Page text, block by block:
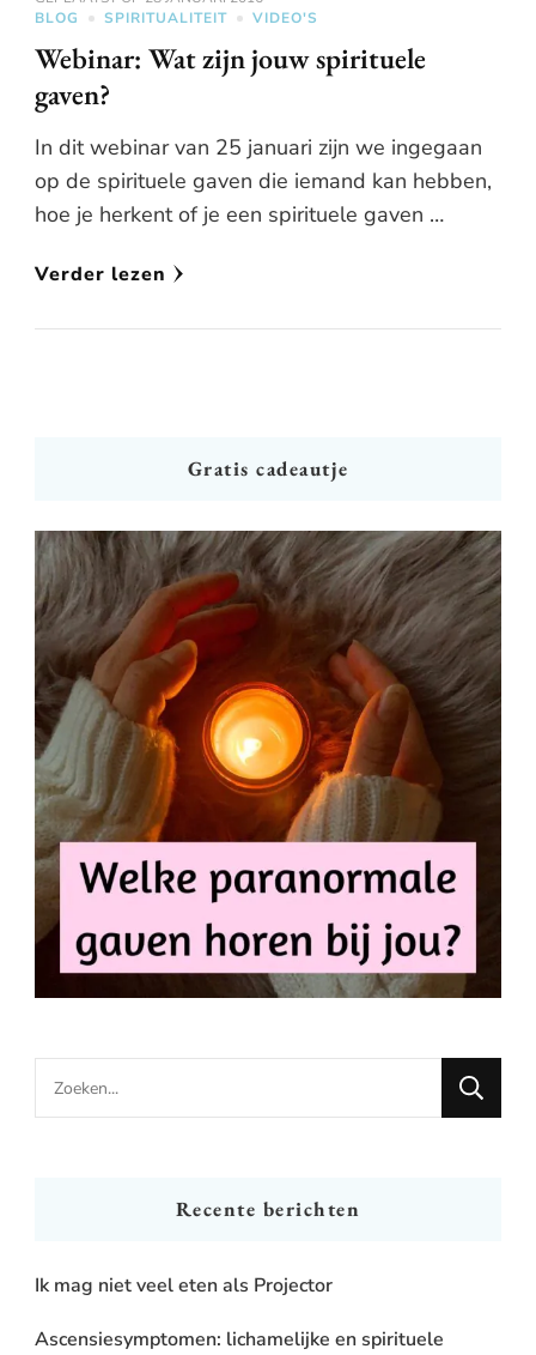
BLOG
SPIRITUALITEIT VIDEO'S
Webinar: Wat zijn jouw spirituele
gaven?
In dit webinar van 25 januari zijn we ingegaan
op de spirituele gaven die iemand kan hebben,
hoe je herkent of je een spirituele gaven …
Verder lezen
Gratis cadeautje
Looking
for
Recente berichten
Ik mag niet veel eten als Projector
Ascensiesymptomen: lichamelijke en spirituele